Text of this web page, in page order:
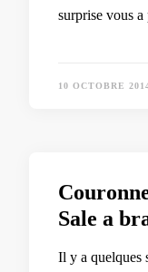
surprise vous
10 OCTOBRE
Sale a
Il y a quelques